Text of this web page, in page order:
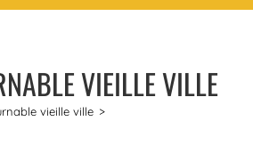
VIEILLE VILLE
vieille ville >